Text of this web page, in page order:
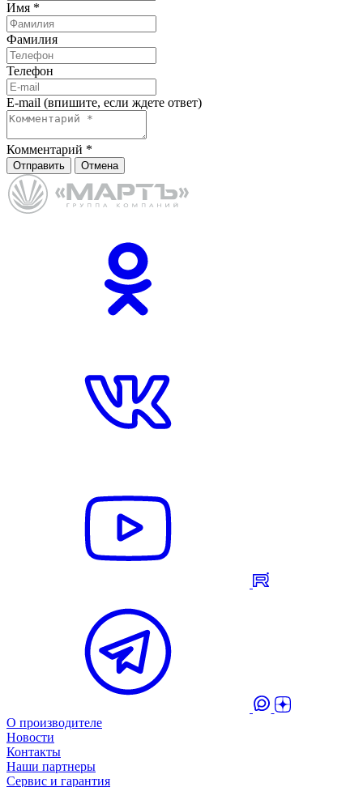
Имя *
Фамилия
Телефон
E-mail (впишите, если ждете ответ)
Комментарий *
Отправить Отмена
О производителе
Новости
Контакты
Наши партнеры
Сервис и гарантия